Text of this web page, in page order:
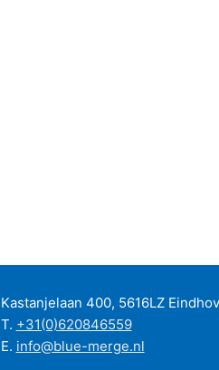
Kastanjelaan 400, 5616LZ
T. +31(0)620846559
E. info@blue-merge.nl